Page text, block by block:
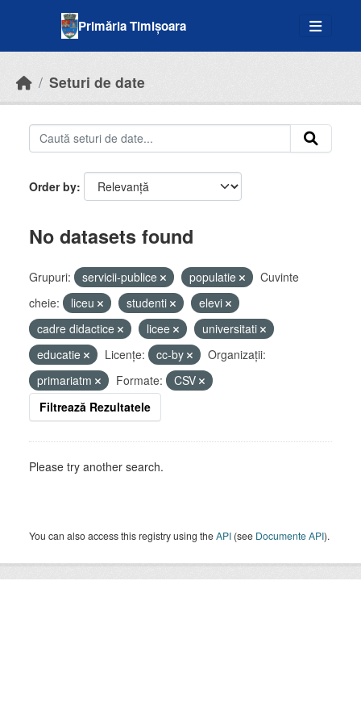
Primăria Timișoara
Seturi de date
Order by
No datasets found
Grupuri: servicii-publice populatie
Cuvinte
cheie:
liceu studenti
elevi
cadre didactice
licee
universitati
educatie
Licenţe: cc-by
Organizații:
primariatm
Formate:
CSV
Filtrează Rezultatele
Please try another search.
You can also access this registry using theAPI (see Documente API).